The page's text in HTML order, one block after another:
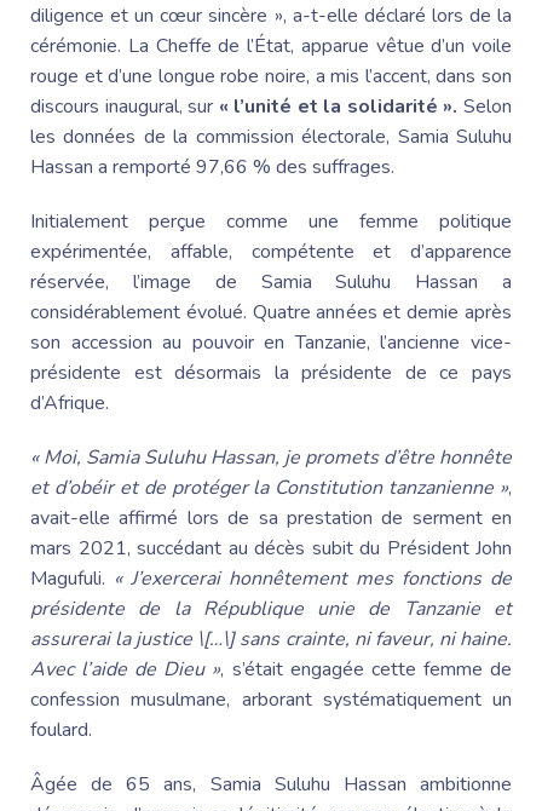
diligence et un cœur sincère », a-t-elle déclaré lors de la
cérémonie. La Cheffe de l’État, apparue vêtue d’un voile
rouge et d’une longue robe noire, a mis l’accent, dans son
discours inaugural, sur « l’unité et la solidarité ». Selon
les données de la commission électorale, Samia Suluhu
Hassan a remporté 97,66 % des suffrages.
Initialement perçue comme une femme politique
expérimentée, affable, compétente et d’apparence
réservée, l’image de Samia Suluhu Hassan a
considérablement évolué. Quatre années et demie après
son accession au pouvoir en Tanzanie, l’ancienne vice-
présidente est désormais la présidente de ce pays
d’Afrique.
« Moi, Samia SuluhuHassan, je promets d’être honnête
et d’obéir et de protéger la Constitution tanzanienne »,
avait-elle affirmé lors de sa prestation de serment en
mars 2021, succédant au décès subit du Président John
Magufuli. « J’exercerai honnêtement mes fonctions de
présidente de la Républiqueunie de Tanzanie et
assurerai la justice \[…\] sans crainte, ni faveur, ni haine.
Avec l’aide de Dieu », s’était engagée cette femme de
confession musulmane, arborant systématiquement un
foulard.
Âgée de 65 ans, Samia Suluhu Hassan ambitionne